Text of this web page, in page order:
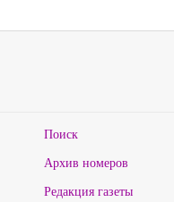
Поиск
Архив номеров
Редакция газеты